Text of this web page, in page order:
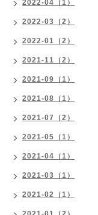
2022-04（1）
2022-03（2）
2022-01（2）
2021-11（2）
2021-09（1）
2021-08（1）
2021-07（2）
2021-05（1）
2021-04（1）
2021-03（1）
2021-02（1）